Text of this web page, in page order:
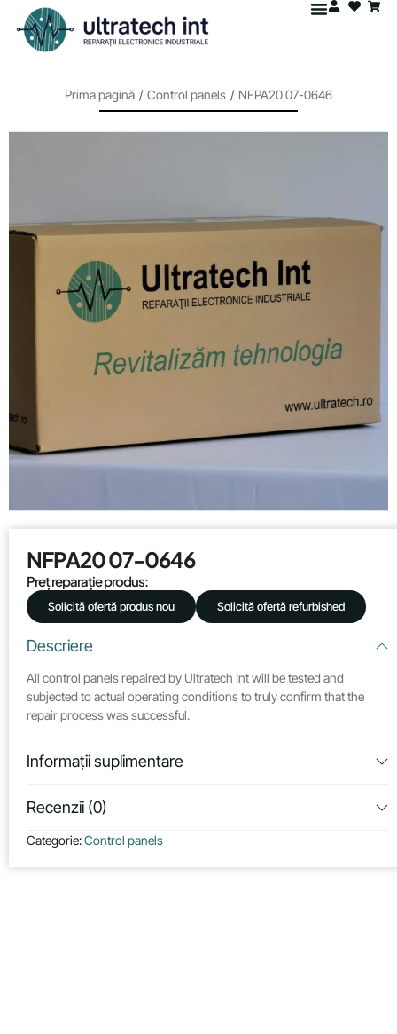
Prima pagină / Control panels / NFPA20 07-0646
NFPA20 07-0646
Preț reparație produs:
Solicită ofertă produs nou Solicită ofertă refurbished
Descriere
All control panels repaired by Ultratech Int will be tested and
subjected to actual operating conditions to truly confirm that the
repair process was successful.
Informații suplimentare
Recenzii (0)
Categorie:Control panels